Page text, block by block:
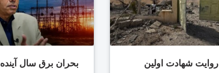
روایت شهادت اولین
بحران برق سال آینده